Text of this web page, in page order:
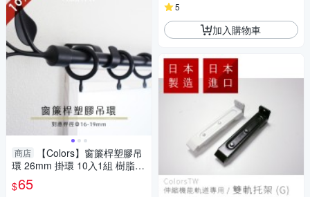
商店
【Colors】窗簾桿塑膠吊
環 26mm 掛環 10入1組 樹脂材
質 台灣製
$65
5
加入購物車